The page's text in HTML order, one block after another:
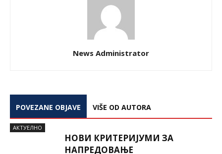
News Administrator
POVEZANE OBJAVE VIŠE OD AUTORA
AКТУЕЛНО
НОВИ КРИТЕРИЈУМИ ЗА
НАПРЕДОВАЊЕ